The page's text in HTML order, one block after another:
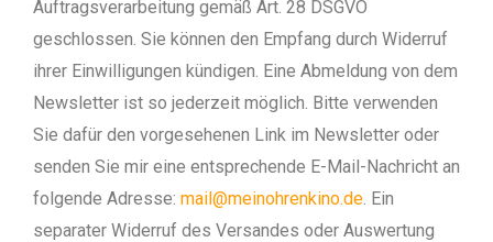
Auftragsverarbeitung gemäß Art. 28 DSGVO
geschlossen. Sie können den Empfang durch Widerruf
ihrer Einwilligungen kündigen. Eine Abmeldung von dem
Newsletter ist so jederzeit möglich. Bitte verwenden
Sie dafür den vorgesehenen Link im Newsletter oder
senden Sie mir eine entsprechende E-Mail-Nachricht an
folgende Adresse: mail@meinohrenkino.de. Ein
separater Widerruf des Versandes oder Auswertung